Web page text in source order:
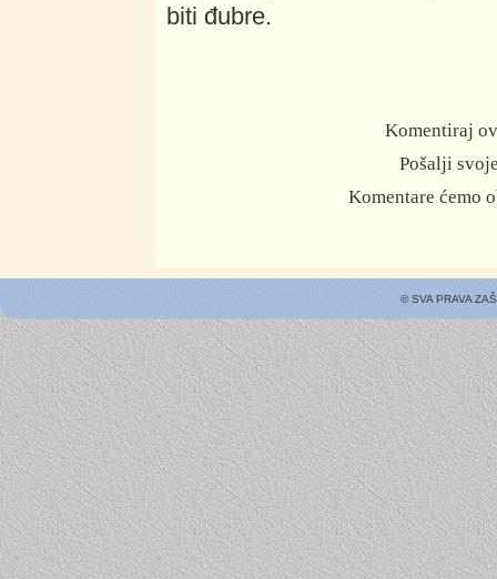
biti đubre.
Komentiraj
Pošalji
Komentare ćemo
© SVA PRAVA